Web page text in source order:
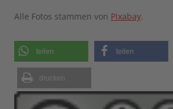
Alle Fotos stammen von Pixabay.
teilen teilen
drucken